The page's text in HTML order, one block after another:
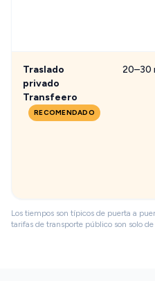
Traslado
privado
Transfeero
RECOMENDADO
20–30
Los tiempos son típicos de puerta a
tarifas de transporte público son solo